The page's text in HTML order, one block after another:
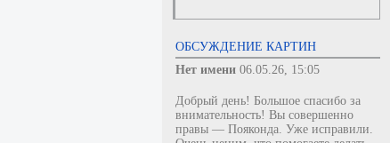
ОБСУЖДЕНИЕ КАРТИН
Нет имени 06.05.26, 15:05
Добрый день! Большое спасибо за
внимательность! Вы совершенно
правы — Пояконда. Уже исправили.